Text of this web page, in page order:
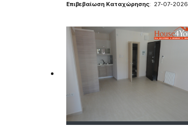
Επιβεβαίωση Καταχώρησης: 27-07-2026